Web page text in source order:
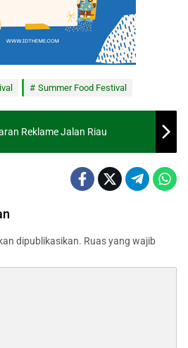
Summer Food Festival
Reklame Jalan Riau
dipublikasikan. Ruas yang wajib